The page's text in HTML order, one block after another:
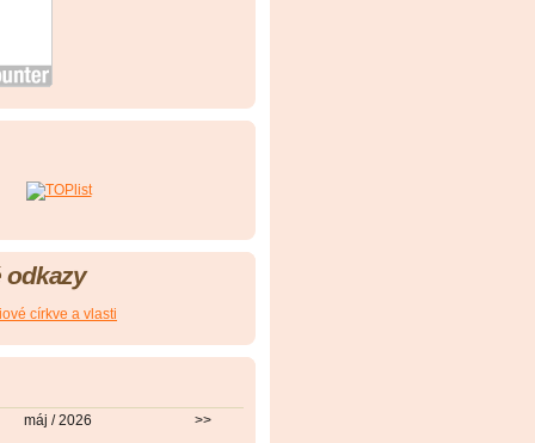
odkazy
církve a vlasti
máj / 2026 >>